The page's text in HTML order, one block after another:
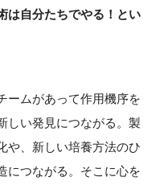
自分たちでやる！とい
ームがあって作用機序を
しい発見につながる。製
や、新しい培養方法のひ
につながる。そこに心を